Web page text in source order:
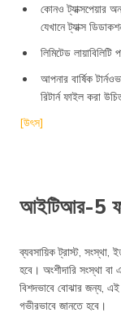
কোনও ট্যাক্সপেয়ার
যেখানে ট্যাক্স
লিমিটেড
আপনার বার্ষিক
রিটার্ন ফাইল করা
[উৎস]
আইটিআর-5
ব্যবসায়িক ট্রাস্ট,
হবে। অংশীদারি সংস্থা
বিশদভাবে বোঝার জন্য, এই
গভীরভাবে জানতে হবে।